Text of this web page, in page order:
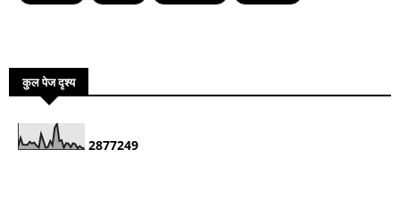
कुल पेज दृश्य
2877249